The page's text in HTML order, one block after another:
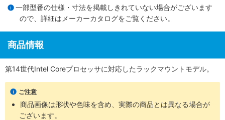
一部型番の仕様・寸法を掲載しきれていない場合がございます
ので、詳細は メーカーカタログをご覧ください。
商品情報
第14世代Intel Coreプロセッサに対応したラックマウントモデル。
ご注意
商品画像は形状や色味を含め、実際の商品とは異なる場合が
ございます。